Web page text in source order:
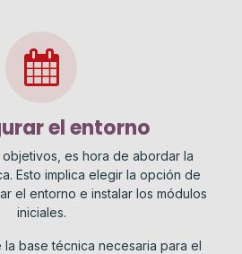
el entorno
es hora de abordar la
Esto implica elegir la opción de
el entorno e instalar los módulos
iniciales.
base técnica necesaria para el